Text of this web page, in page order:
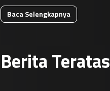
Baca Selengkapnya
Berita Teratas